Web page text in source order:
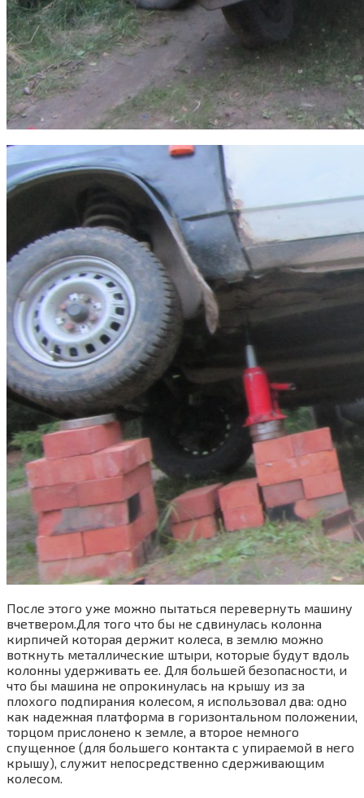
После этого уже можно пытаться перевернуть машину
вчетвером.Для того что бы не сдвинулась колонна
кирпичей которая держит колеса, в землю можно
воткнуть металлические штыри, которые будут вдоль
колонны удерживать ее. Для большей безопасности, и
что бы машина не опрокинулась на крышу из за
плохого подпирания колесом, я использовал два: одно
как надежная платформа в горизонтальном положении,
торцом прислонено к земле, а второе немного
спущенное (для большего контакта с упираемой в него
крышу), служит непосредственно сдерживающим
колесом.